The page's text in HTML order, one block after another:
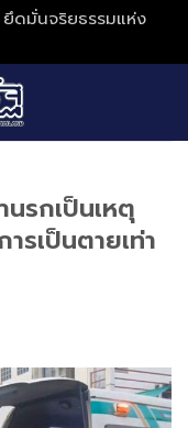
ดมั่นจริยธรรมแห่ง
รกเป็นเหตุ
เป็นตายเท่า